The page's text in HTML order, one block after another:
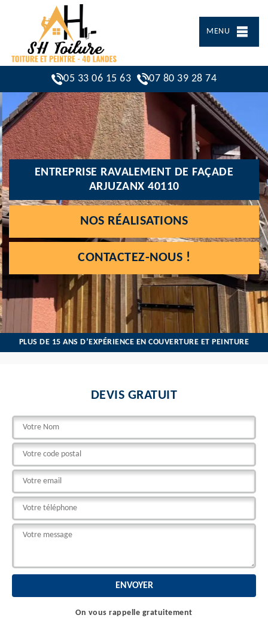
MENU
05 33 06 15 63 07 80 39 28 74
ENTREPRISE RAVALEMENT DE FAÇADE
ARJUZANX 40110
NOS RÉALISATIONS
CONTACTEZ-NOUS !
PLUS DE 15 ANS D’EXPÉRIENCE EN COUVERTURE ET PEINTURE
DEVIS GRATUIT
On vous rappelle gratuitement